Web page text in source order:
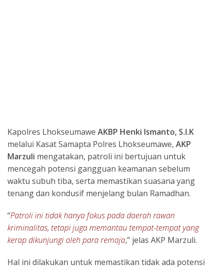
Kapolres Lhokseumawe AKBP Henki Ismanto, S.I.K
melalui Kasat Samapta Polres Lhokseumawe, AKP
Marzuli mengatakan, patroli ini bertujuan untuk
mencegah potensi gangguan keamanan sebelum
waktu subuh tiba, serta memastikan suasana yang
tenang dan kondusif menjelang bulan Ramadhan.
“Patroli ini tidak hanya fokus pada daerah rawan
kriminalitas, tetapi juga memantau tempat-tempat yang
kerap dikunjungi oleh para remaja,” jelas AKP Marzuli.
Hal ini dilakukan untuk memastikan tidak ada potensi